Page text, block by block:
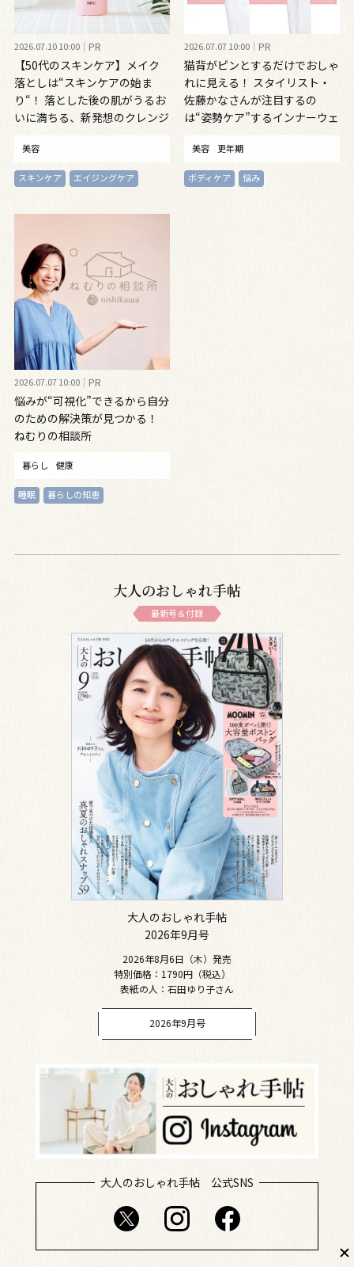
2026.07.10 10:00 PR
【50代のスキンケア】メイク
落としは“スキンケアの始ま
り“！ 落とした後の肌がうるお
いに満ちる、新発想のクレンジ
美容
スキンケア エイジングケア
2026.07.07 10:00 PR
猫背がピンとするだけでおしゃ
れに見える！ スタイリスト・
佐藤かなさんが注目するの
は“姿勢ケア”するインナーウェ
美容 更年期
ボディケア 悩み
2026.07.07 10:00 PR
悩みが“可視化”できるから自分
のための解決策が見つかる！
ねむりの相談所
暮らし 健康
睡眠 暮らしの知恵
大人のおしゃれ手帖
最新号＆付録
大人のおしゃれ手帖
2026年9月号
2026年8月6日（木）発売
特別価格：1790円（税込）
表紙の人：石田ゆり子さん
2026年9月号
大人のおしゃれ手帖 公式SNS